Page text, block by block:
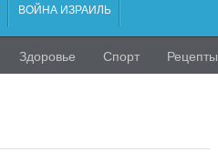
ВОЙНА ИЗРАИЛЬ
Здоровье Спорт Рецепты